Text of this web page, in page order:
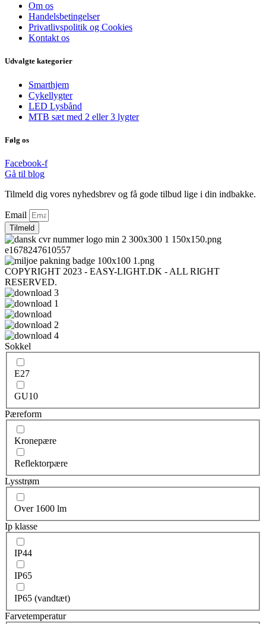
Om os
Handelsbetingelser
Privatlivspolitik og Cookies
Kontakt os
Udvalgte kategorier
Smarthjem
Cykellygter
LED Lysbånd
MTB sæt med 2 eller 3 lygter
Følg os
Facebook-f
Gå til blog
Tilmeld dig vores nyhedsbrev og få gode tilbud lige i din indbakke.
Email
Tilmeld
COPYRIGHT 2023 - EASY-LIGHT.DK - ALL RIGHT
RESERVED.
Sokkel
E27
GU10
Pæreform
Kronepære
Reflektorpære
Lysstrøm
Over 1600 lm
Ip klasse
IP44
IP65
IP65 (vandtæt)
Farvetemperatur